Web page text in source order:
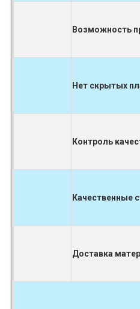
Возможность
Нет скрытых
Контроль
Качественные
Доставка